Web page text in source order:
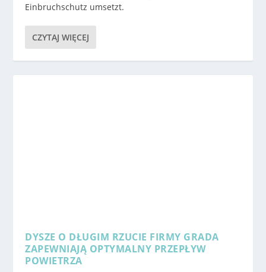
Einbruchschutz umsetzt.
CZYTAJ WIĘCEJ
DYSZE O DŁUGIM RZUCIE FIRMY GRADA
ZAPEWNIAJĄ OPTYMALNY PRZEPŁYW
POWIETRZA